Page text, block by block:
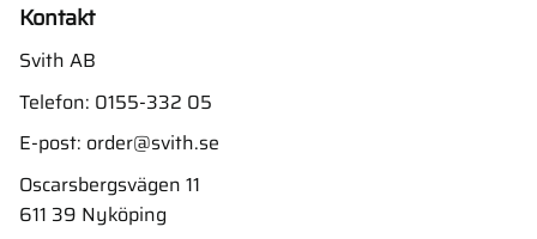
Kontakt
Svith AB
Telefon: 0155-332 05
E-post: order@svith.se
Oscarsbergsvägen 11
611 39 Nyköping